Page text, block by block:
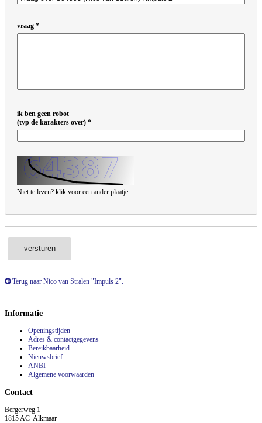
vraag
ik ben geen robot
(typ de karakters over)
Niet te lezen? klik voor een ander plaatje.
versturen
Terug naar Nico van Stralen "Impuls 2".
Informatie
Openingstijden
Adres & contactgegevens
Bereikbaarheid
Nieuwsbrief
ANBI
Algemene voorwaarden
Contact
Bergerweg 1
1815 AC Alkmaar